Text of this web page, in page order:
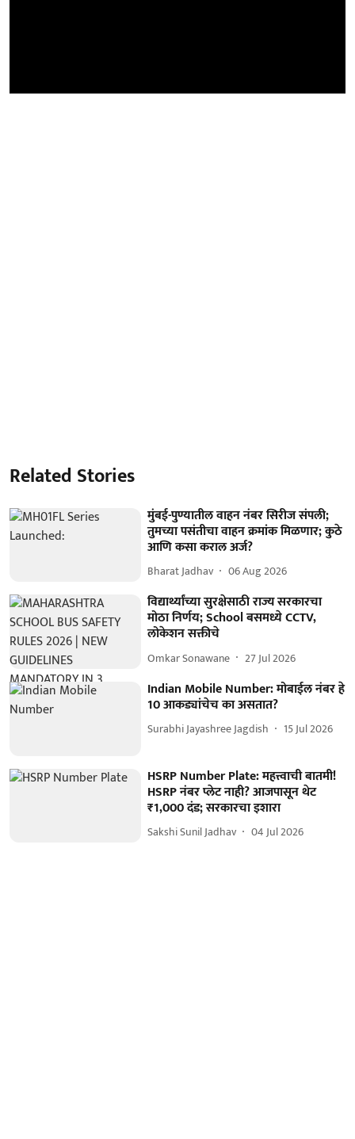
Related Stories
मुंबई-पुण्यातील वाहन नंबर सिरीज संपली;
तुमच्या पसंतीचा वाहन क्रमांक मिळणार; कुठे
आणि कसा कराल अर्ज?
Bharat Jadhav 06 Aug 2026
विद्यार्थ्यांच्या सुरक्षेसाठी राज्य सरकारचा
मोठा निर्णय; School बसमध्ये CCTV,
लोकेशन सक्तीचे
Omkar Sonawane 27 Jul 2026
Indian Mobile Number: मोबाईल नंबर हे
10 आकड्यांचेच का असतात?
Surabhi Jayashree Jagdish 15 Jul 2026
HSRP Number Plate: महत्त्वाची बातमी!
HSRP नंबर प्लेट नाही? आजपासून थेट
₹1,000 दंड; सरकारचा इशारा
Sakshi Sunil Jadhav 04 Jul 2026